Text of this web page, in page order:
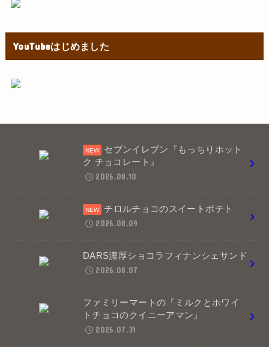
YouTubeはじめました
セブンイレブン『もっちりホット
ク チョコレート』
2026.08.10
チロルチョコのスイートポテト
2026.08.09
DARS濃厚ショコラフィナンシェサンド
2026.08.07
ファミリーマートの『ミルクとホワイ
トチョコのクイニーアマン』
2026.07.31